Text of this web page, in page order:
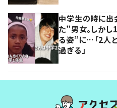
中学生の時に出
た”男女。しか
る姿”に…「2人
過ぎる」